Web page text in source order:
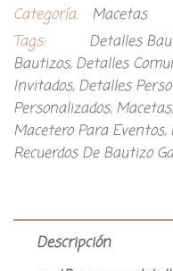
Categoría:
Macetas
Tags:
Detalles
Bautizos, Detalles
Invitados, Detalles
Personalizados, Macetas,
Macetero Para Eventos,
Recuerdos De Bautizo
Descripción